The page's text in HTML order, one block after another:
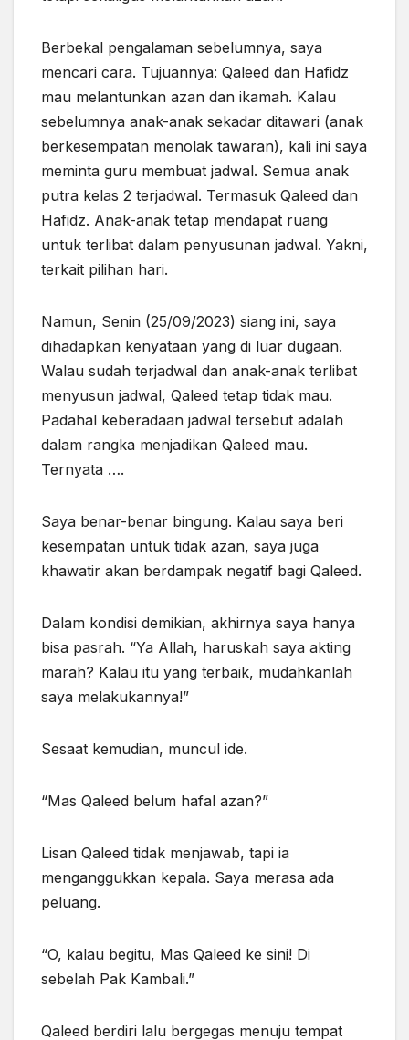
Berbekal pengalaman sebelumnya, saya
mencari cara. Tujuannya: Qaleed dan Hafidz
mau melantunkan azan dan ikamah. Kalau
sebelumnya anak-anak sekadar ditawari (anak
berkesempatan menolak tawaran), kali ini saya
meminta guru membuat jadwal. Semua anak
putra kelas 2 terjadwal. Termasuk Qaleed dan
Hafidz. Anak-anak tetap mendapat ruang
untuk terlibat dalam penyusunan jadwal. Yakni,
terkait pilihan hari.
Namun, Senin (25/09/2023) siang ini, saya
dihadapkan kenyataan yang di luar dugaan.
Walau sudah terjadwal dan anak-anak terlibat
menyusun jadwal, Qaleed tetap tidak mau.
Padahal keberadaan jadwal tersebut adalah
dalam rangka menjadikan Qaleed mau.
Ternyata ….
Saya benar-benar bingung. Kalau saya beri
kesempatan untuk tidak azan, saya juga
khawatir akan berdampak negatif bagi Qaleed.
Dalam kondisi demikian, akhirnya saya hanya
bisa pasrah. “Ya Allah, haruskah saya akting
marah? Kalau itu yang terbaik, mudahkanlah
saya melakukannya!”
Sesaat kemudian, muncul ide.
“Mas Qaleed belum hafal azan?”
Lisan Qaleed tidak menjawab, tapi ia
menganggukkan kepala. Saya merasa ada
peluang.
“O, kalau begitu, Mas Qaleed ke sini! Di
sebelah Pak Kambali.”
Qaleed berdiri lalu bergegas menuju tempat